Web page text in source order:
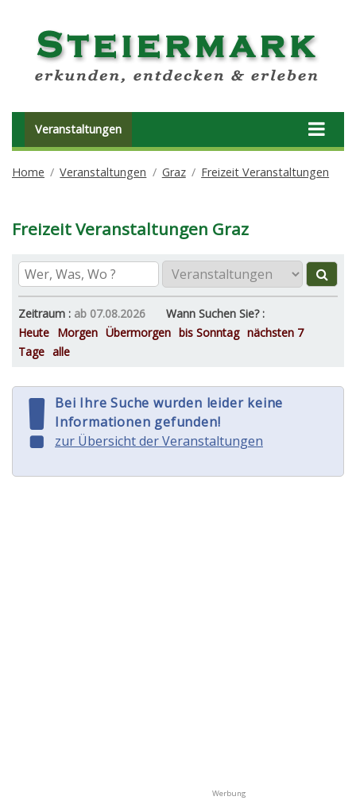
Veranstaltungen
Home Veranstaltungen Graz Freizeit Veranstaltungen
Freizeit Veranstaltungen Graz
Zeitraum : ab 07.08.2026
Wann Suchen Sie? :
Heute Morgen Übermorgen bis Sonntag nächsten 7
Tage alle
Bei Ihre Suche wurden leider keine
Informationen gefunden!
zur Übersicht der Veranstaltungen